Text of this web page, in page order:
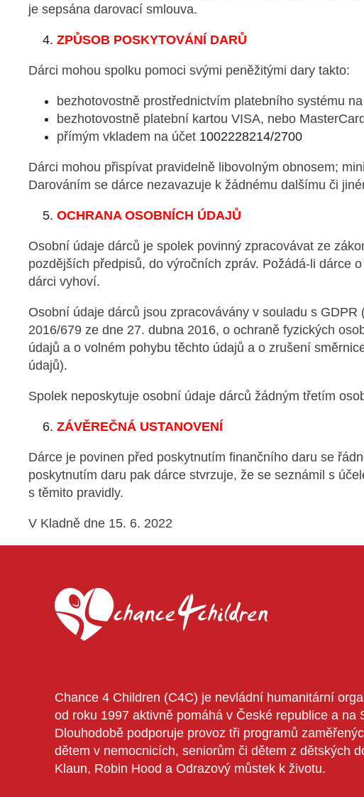
je sepsána darovací smlouva.
ZPŮSOB POSKYTOVÁNÍ DARŮ
Dárci mohou spolku pomoci svými peněžitými dary takto:
bezhotovostně prostřednictvím platebního systému
bezhotovostně platební kartou VISA, nebo
přímým vkladem na účet 1002228214/2700
Dárci mohou přispívat pravidelně libovolným obnosem;
Darováním se dárce nezavazuje k žádnému dalšímu či
OCHRANA OSOBNÍCH ÚDAJŮ
Osobní údaje dárců je spolek povinný zpracovávat ze
pozdějších předpisů, do výročních zpráv. Požádá-li dárce
dárci vyhoví.
Osobní údaje dárců jsou zpracovávány v souladu s
2016/679 ze dne 27. dubna 2016, o ochraně fyzických
údajů a o volném pohybu těchto údajů a o zrušení
údajů).
Spolek neposkytuje osobní údaje dárců žádným třetím
ZÁVĚREČNÁ USTANOVENÍ
Dárce je povinen před poskytnutím finančního daru se
poskytnutím daru pak dárce stvrzuje, že se seznámil s
s těmito pravidly.
V Kladně dne 15. 6. 2022
Chance 4 Children (C4C) je nevládní humanitární
od roku 1997 aktivně pomáhá v České republice a na
Dlouhodobě podporuje provoz tři programů
dětem v nemocnicích, seniorům či dětem z dětských
Klaun, Robin Hood a Odrazový můstek k životu.